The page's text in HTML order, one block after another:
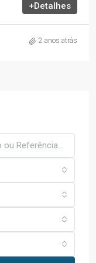
+Detalhes
2 anos atrás